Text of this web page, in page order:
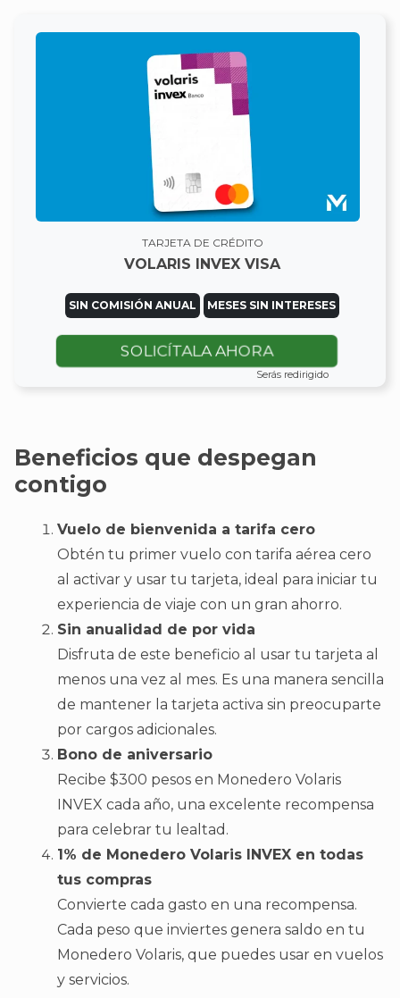
TARJETA DE CRÉDITO
VOLARIS INVEX VISA
SIN COMISIÓN ANUAL MESES SIN INTERESES
SOLICÍTALA AHORA
Serás redirigido
Beneficios que despegan
contigo
Vuelo de bienvenida a tarifa cero
Obtén tu primer vuelo con tarifa aérea cero
al activar y usar tu tarjeta, ideal para iniciar tu
experiencia de viaje con un gran ahorro.
Sin anualidad de por vida
Disfruta de este beneficio al usar tu tarjeta al
menos una vez al mes. Es una manera sencilla
de mantener la tarjeta activa sin preocuparte
por cargos adicionales.
Bono de aniversario
Recibe $300 pesos en Monedero Volaris
INVEX cada año, una excelente recompensa
para celebrar tu lealtad.
1% de Monedero Volaris INVEX en todas
tus compras
Convierte cada gasto en una recompensa.
Cada peso que inviertes genera saldo en tu
Monedero Volaris, que puedes usar en vuelos
y servicios.